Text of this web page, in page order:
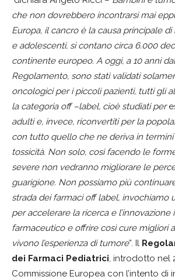
che non dovrebbero incontrarsi mai
Europa, il cancro è la causa principale
e adolescenti, si contano circa 6.000
continente europeo. A oggi, a 10 anni
Regolamento, sono stati validati
oncologici per i piccoli pazienti, tutti gli
la categoria off –label, cioè studiati per
adulti e, invece, riconvertiti per la
con tutto quello che ne deriva in termini
tossicità. Non solo, così facendo le
severe non vedranno migliorare le
guarigione. Non possiamo più
strada dei farmaci off label, invochiamo
per accelerare la ricerca e l’innovazione
farmaceutico e offrire così cure migliori
vivono l’esperienza di tumore”. Il
dei Farmaci Pediatrici, introdotto nel
Commissione Europea con l’intento di